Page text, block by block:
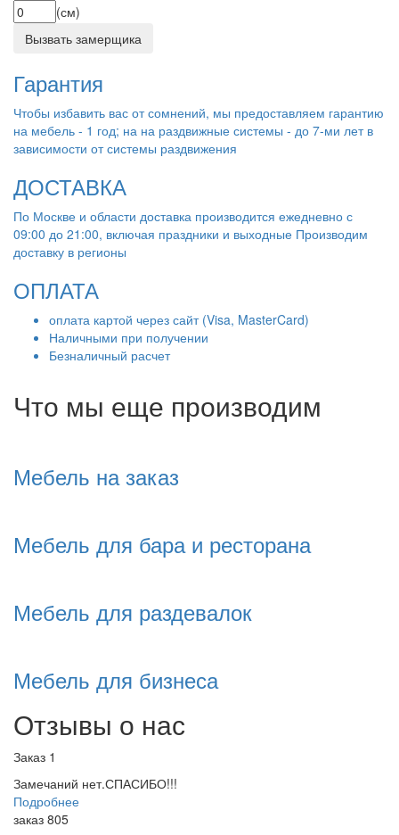
(см)
Вызвать замерщика
Гарантия
Чтобы избавить вас от сомнений, мы предоставляем гарантию
на мебель - 1 год; на на раздвижные системы - до 7-ми лет в
зависимости от системы раздвижения
ДОСТАВКА
По Москве и области доставка производится ежедневно с
09:00 до 21:00, включая праздники и выходные Производим
доставку в регионы
ОПЛАТА
оплата картой через сайт (Visa, MasterCard)
Наличными при получении
Безналичный расчет
Что мы еще производим
Мебель на заказ
Мебель для бара и ресторана
Мебель для раздевалок
Мебель для бизнеса
Отзывы о нас
Заказ 1
Замечаний нет.СПАСИБО!!!
Подробнее
заказ 805